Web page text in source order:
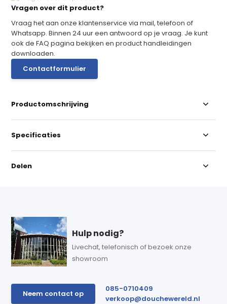
Vragen over dit product?
Vraag het aan onze klantenservice via mail, telefoon of
Whatsapp. Binnen 24 uur een antwoord op je vraag. Je kunt
ook de FAQ pagina bekijken en product handleidingen
downloaden.
Contactformulier
Productomschrijving
Specificaties
Delen
Hulp nodig?
Livechat, telefonisch of bezoek onze
showroom
Neem contact op
085-0710409
verkoop@douchewereld.nl